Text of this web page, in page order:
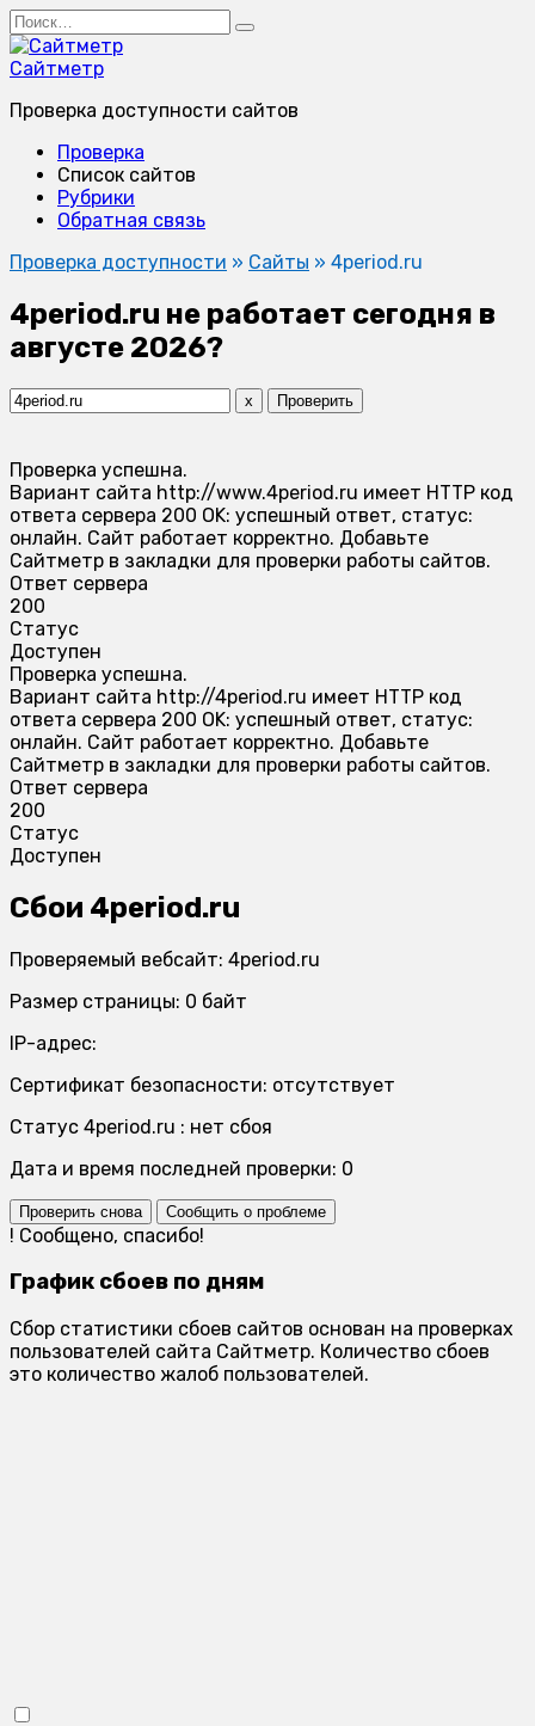
Перейти
к
содержанию
Search
for:
Сайтметр
Проверка доступности сайтов
Проверка
Список сайтов
Рубрики
Обратная связь
Проверка доступности » Сайты » 4period.ru
4period.ru не работает сегодня в
августе 2026?
x Проверить
Проверка успешна.
Вариант сайта http://www.4period.ru имеет HTTP код
ответа сервера 200 OK: успешный ответ, статус:
онлайн. Сайт работает корректно. Добавьте
Сайтметр в закладки для проверки работы сайтов.
Ответ сервера
200
Статус
Доступен
Проверка успешна.
Вариант сайта http://4period.ru имеет HTTP код
ответа сервера 200 OK: успешный ответ, статус:
онлайн. Сайт работает корректно. Добавьте
Сайтметр в закладки для проверки работы сайтов.
Ответ сервера
200
Статус
Доступен
Сбои 4period.ru
Проверяемый вебсайт: 4period.ru
Размер страницы: 0 байт
IP-адрес:
Сертификат безопасности: отсутствует
Статус 4period.ru : нет сбоя
Дата и время последней проверки: 0
Проверить снова Сообщить о проблеме
! Сообщено, спасибо!
График сбоев по дням
Сбор статистики сбоев сайтов основан на проверках
пользователей сайта Сайтметр. Количество сбоев
это количество жалоб пользователей.